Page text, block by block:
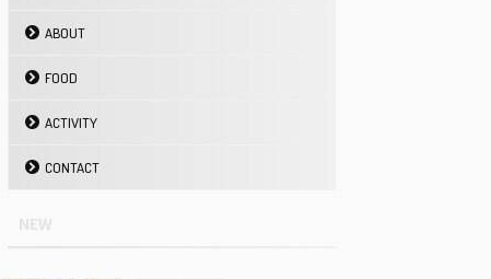
ABOUT
FOOD
ACTIVITY
CONTACT